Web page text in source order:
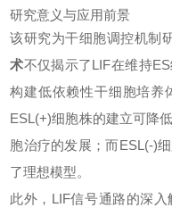
研究意义与应用前景
该研究为干细胞调控机制
术不仅揭示了LIF在维持
构建低依赖性干细胞培养
ESL(+)细胞株的建立可降
胞治疗的发展；而ESL(-)
了理想模型。
此外，LIF信号通路的深